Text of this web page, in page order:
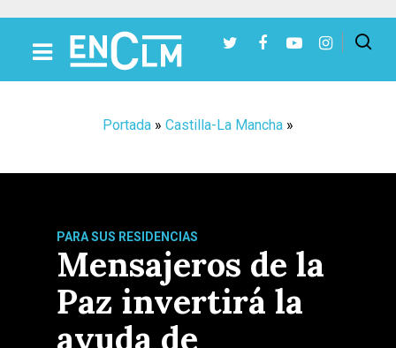
Portada » Castilla-La Mancha »
PARA SUS RESIDENCIAS
Mensajeros de la
Paz invertirá la
ayuda de